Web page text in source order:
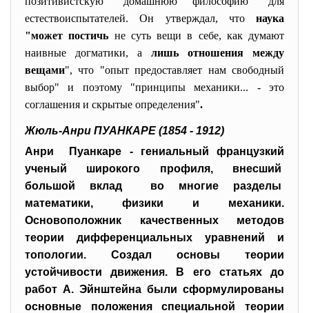
естествоиспытателей. Он утверждал, что наука
"может постичь не суть вещи в себе, как думают
наивные догматики, а лишь отношения между
вещами", что "опыт предоставляет нам свободный
выбор" и поэтому "принципы механики... - это
соглашения и скрытые определения".
Жюль-Анри ПУАНКАРЕ (1854 - 1912)
Анри Пуанкаре - гениальный французкий
ученый широкого профиля, внесший
большой вклад во многие разделы
математики, физики и механики.
Основоположник качественных методов
теории дифференциальных уравнений и
топологии. Создал основы теории
устойчивости движения. В его статьях до
работ А. Эйнштейна были сформулированы
основные положения специальной теории